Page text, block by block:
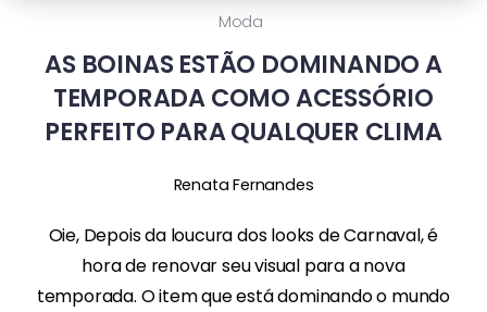
Moda
AS BOINAS ESTÃO DOMINANDO A
TEMPORADA COMO ACESSÓRIO
PERFEITO PARA QUALQUER CLIMA
Renata Fernandes
Oie, Depois da loucura dos looks de Carnaval, é
hora de renovar seu visual para a nova
temporada. O item que está dominando o mundo